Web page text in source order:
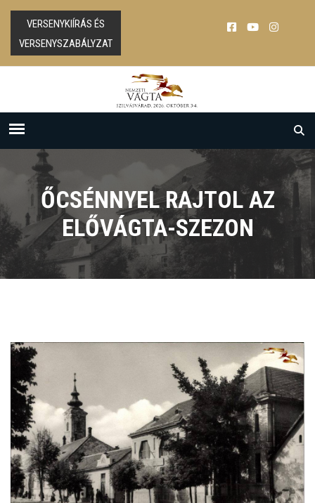
VERSENYKIÍRÁS ÉS
VERSENYSZABÁLYZAT
ŐCSÉNNYEL RAJTOL AZ
ELŐVÁGTA-SZEZON